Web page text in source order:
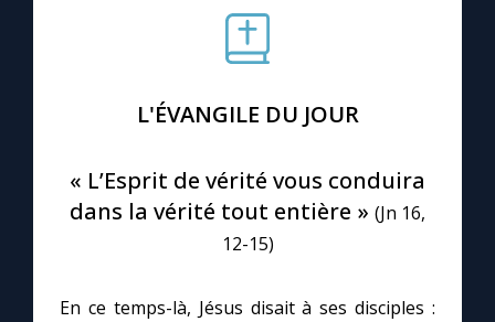
Le site internet
L'ÉVANGILE DU JOUR
« L’Esprit de vérité vous conduira
dans la vérité tout entière » (Jn 16,
12-15)
En ce temps-là, Jésus disait à ses disciples :